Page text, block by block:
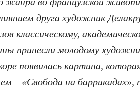
друга художник
классическому,
принесли молодому
появилась картина,
– «Свобода на баррикадах»,